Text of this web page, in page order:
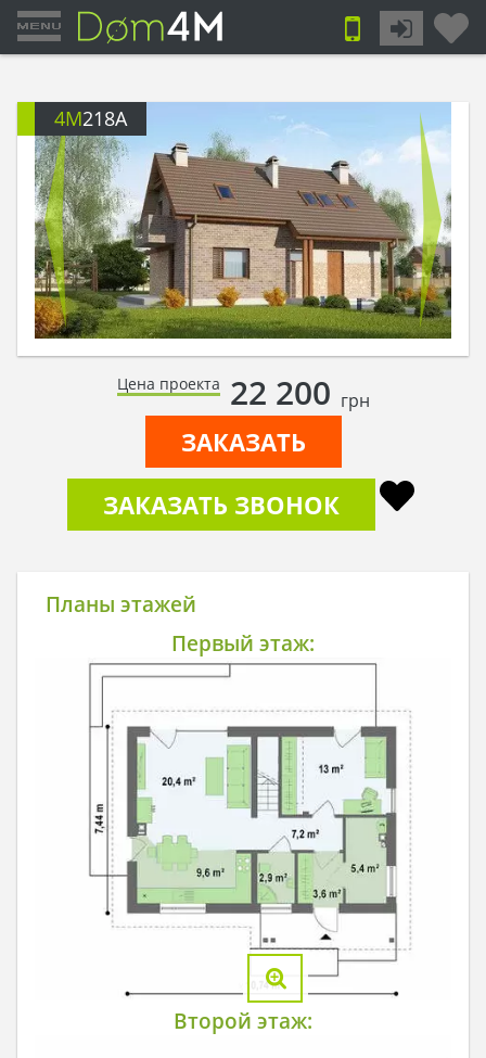
4M218A
Цена проекта 22 200 грн
ЗАКАЗАТЬ
ЗАКАЗАТЬ ЗВОНОК
Планы этажей
Первый этаж:
Второй этаж: